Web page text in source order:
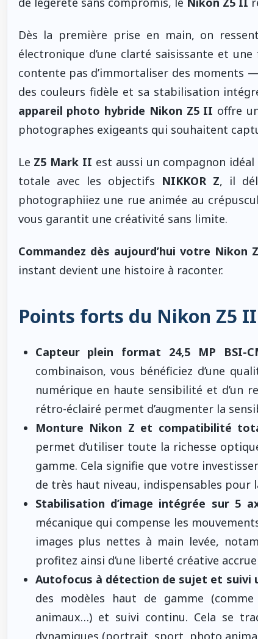
Dès la première prise en main, on
électronique d’une clarté saisissante et
contente pas d’immortaliser des moments
des couleurs fidèle et sa stabilisation
appareil photo hybride Nikon Z5 II offre
photographes exigeants qui souhaitent
Le Z5 Mark II est aussi un compagnon
totale avec les objectifs NIKKOR Z, il
photographiiez une rue animée au
vous garantit une créativité sans limite.
Commandez dès aujourd’hui votre Nikon
instant devient une histoire à raconter.
Points forts du Nikon Z5 II
Capteur plein format 24,5 MP BSI-
combinaison, vous bénéficiez d’une
numérique en haute sensibilité et d’un
rétro-éclairé permet d’augmenter la
Monture Nikon Z et compatibilité
permet d’utiliser toute la richesse
gamme. Cela signifie que votre
de très haut niveau, indispensables
Stabilisation d’image intégrée sur 5
mécanique qui compense les
images plus nettes à main levée,
profitez ainsi d’une liberté créative
Autofocus à détection de sujet et suivi
des modèles haut de gamme
animaux…) et suivi continu. Cela se
dynamiques (portrait, sport, photo